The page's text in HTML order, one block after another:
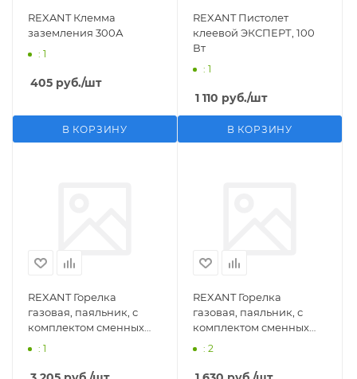
REXANT Клемма
заземления 300А
: 1
405 руб./шт
В КОРЗИНУ
REXANT Пистолет
клеевой ЭКСПЕРТ, 100
Вт
: 1
1 110 руб./шт
В КОРЗИНУ
REXANT Горелка
газовая, паяльник, с
комплектом сменных
насадок, 11 предметов
: 1
REXANT Горелка
газовая, паяльник, с
комплектом сменных
насадок, 3 предмета
: 2